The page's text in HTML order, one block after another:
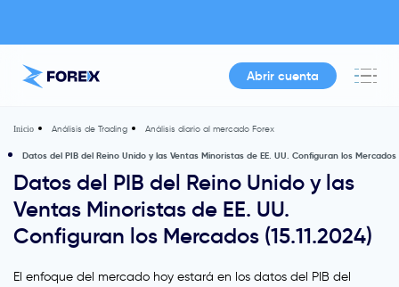
Abrir cuenta
Inicio Análisis de Trading Análisis diario al mercado Forex
Datos del PIB del Reino Unido y las Ventas Minoristas de EE. UU. Configuran los Mercados
Datos del PIB del Reino Unido y las
Ventas Minoristas de EE. UU.
Configuran los Mercados (15.11.2024)
El enfoque del mercado hoy estará en los datos del PIB del